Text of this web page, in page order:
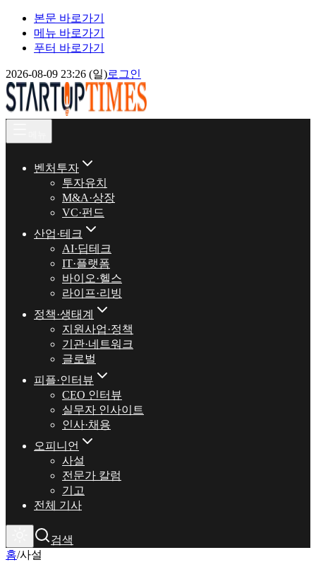
본문 바로가기
메뉴 바로가기
푸터 바로가기
2026-08-09 23:26 (일)로그인
벤처투자
투자유치
M&A·상장
VC·펀드
산업·테크
AI·딥테크
IT·플랫폼
바이오·헬스
라이프·리빙
정책·생태계
지원사업·정책
기관·네트워크
글로벌
피플·인터뷰
CEO 인터뷰
실무자 인사이트
인사·채용
오피니언
사설
전문가 칼럼
기고
전체 기사
검색
홈/사설